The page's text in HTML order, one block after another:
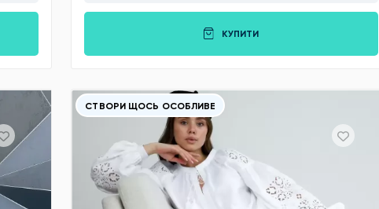
КУПИТИ
СТВОРИ ЩОСЬ ОСОБЛИВЕ